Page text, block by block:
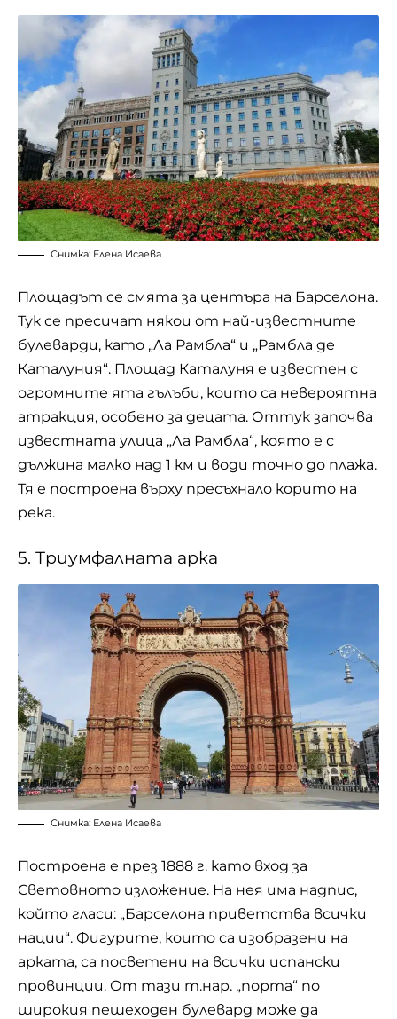
Снимка: Елена Исаева
Площадът се смята за центъра на Барселона.
Тук се пресичат някои от най-известните
булеварди, като „Ла Рамбла“ и „Рамбла де
Каталуния“. Площад Каталуня е известен с
огромните ята гълъби, които са невероятна
атракция, особено за децата. Оттук започва
известната улица „Ла Рамбла“, която е с
дължина малко над 1 км и води точно до плажа.
Тя е построена върху пресъхнало корито на
река.
5. Триумфалната арка
Снимка: Елена Исаева
Построена е през 1888 г. като вход за
Световното изложение. На нея има надпис,
който гласи: „Барселона приветства всички
нации“. Фигурите, които са изобразени на
арката, са посветени на всички испански
провинции. От тази т.нар. „порта“ по
широкия пешеходен булевард може да